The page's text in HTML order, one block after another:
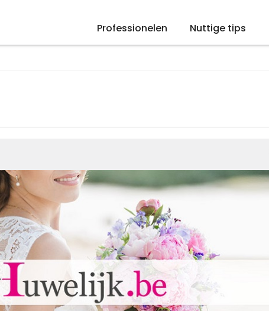
Professionelen Nuttige tips